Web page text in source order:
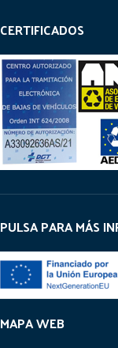
CERTIFICADOS
PULSA PARA MÁS
MAPA WEB